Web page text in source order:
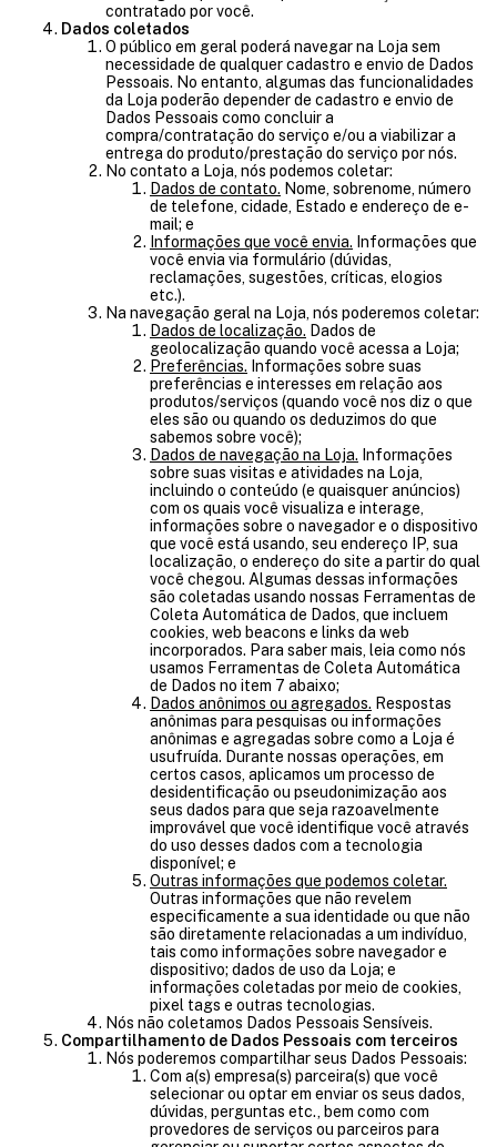
contratado por você.
Dados coletados
O público em geral poderá navegar na Loja sem
necessidade de qualquer cadastro e envio de Dados
Pessoais. No entanto, algumas das funcionalidades
da Loja poderão depender de cadastro e envio de
Dados Pessoais como concluir a
compra/contratação do serviço e/ou a viabilizar a
entrega do produto/prestação do serviço por nós.
No contato a Loja, nós podemos coletar:
Dados de contato. Nome, sobrenome, número
de telefone, cidade, Estado e endereço de e-
mail; e
Informações que você envia. Informações que
você envia via formulário (dúvidas,
reclamações, sugestões, críticas, elogios
etc.).
Na navegação geral na Loja, nós poderemos coletar:
Dados de localização. Dados de
geolocalização quando você acessa a Loja;
Preferências. Informações sobre suas
preferências e interesses em relação aos
produtos/serviços (quando você nos diz o que
eles são ou quando os deduzimos do que
sabemos sobre você);
Dados de navegação na Loja. Informações
sobre suas visitas e atividades na Loja,
incluindo o conteúdo (e quaisquer anúncios)
com os quais você visualiza e interage,
informações sobre o navegador e o dispositivo
que você está usando, seu endereço IP, sua
localização, o endereço do site a partir do qual
você chegou. Algumas dessas informações
são coletadas usando nossas Ferramentas de
Coleta Automática de Dados, que incluem
cookies, web beacons e links da web
incorporados. Para saber mais, leia como nós
usamos Ferramentas de Coleta Automática
de Dados no item 7 abaixo;
Dados anônimos ou agregados. Respostas
anônimas para pesquisas ou informações
anônimas e agregadas sobre como a Loja é
usufruída. Durante nossas operações, em
certos casos, aplicamos um processo de
desidentificação ou pseudonimização aos
seus dados para que seja razoavelmente
improvável que você identifique você através
do uso desses dados com a tecnologia
disponível; e
Outras informações que podemos coletar.
Outras informações que não revelem
especificamente a sua identidade ou que não
são diretamente relacionadas a um indivíduo,
tais como informações sobre navegador e
dispositivo; dados de uso da Loja; e
informações coletadas por meio de cookies,
pixel tags e outras tecnologias.
Nós não coletamos Dados Pessoais Sensíveis.
Compartilhamento de Dados Pessoais com terceiros
Nós poderemos compartilhar seus Dados Pessoais:
Com a(s) empresa(s) parceira(s) que você
selecionar ou optar em enviar os seus dados,
dúvidas, perguntas etc., bem como com
provedores de serviços ou parceiros para